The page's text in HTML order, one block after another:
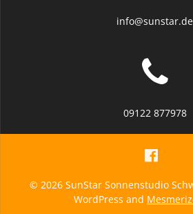
info@sunstar.de
09122 877978
© 2026 SunStar Sonnenstudio
WordPress and